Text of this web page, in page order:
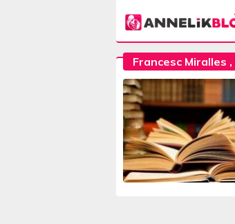
Francesc Miralles ,